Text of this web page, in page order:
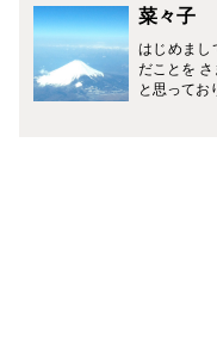
菜々子
はじめまし
だことを
と思ってお